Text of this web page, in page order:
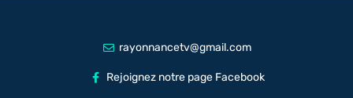
rayonnancetv@gmail.com
Rejoignez notre page Facebook